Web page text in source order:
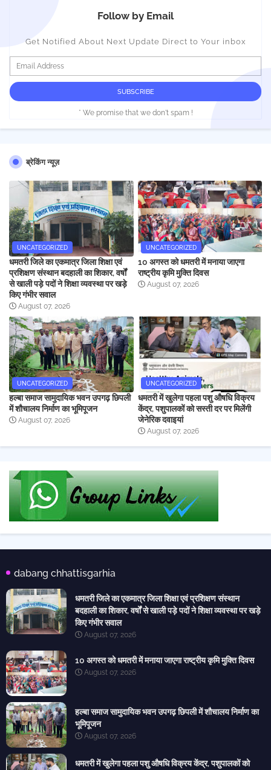
Follow by Email
Get Notified About Next Update Direct to Your inbox
* We promise that we don't spam !
ब्रेकिंग न्यूज़
UNCATEGORIZED
धमतरी जिले का एकमात्र जिला शिक्षा एवं
प्रशिक्षण संस्थान बदहाली का शिकार, वर्षों
से खाली पड़े पदों ने शिक्षा व्यवस्था पर खड़े
किए गंभीर सवाल
August 07, 2026
UNCATEGORIZED
10 अगस्त को धमतरी में मनाया जाएगा
राष्ट्रीय कृमि मुक्ति दिवस
August 07, 2026
UNCATEGORIZED
हल्बा समाज सामुदायिक भवन उपगढ़ छिपली
में शौचालय निर्माण का भूमिपूजन
August 07, 2026
UNCATEGORIZED
धमतरी में खुलेगा पहला पशु औषधि विक्रय
केंद्र, पशुपालकों को सस्ती दर पर मिलेंगी
जेनेरिक दवाइयां
August 07, 2026
dabang chhattisgarhia
धमतरी जिले का एकमात्र जिला शिक्षा एवं प्रशिक्षण संस्थान
बदहाली का शिकार, वर्षों से खाली पड़े पदों ने शिक्षा व्यवस्था पर खड़े
किए गंभीर सवाल
August 07, 2026
10 अगस्त को धमतरी में मनाया जाएगा राष्ट्रीय कृमि मुक्ति दिवस
August 07, 2026
हल्बा समाज सामुदायिक भवन उपगढ़ छिपली में शौचालय निर्माण का
भूमिपूजन
August 07, 2026
धमतरी में खुलेगा पहला पशु औषधि विक्रय केंद्र, पशुपालकों को